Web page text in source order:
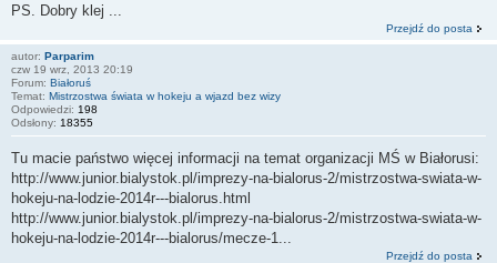
PS. Dobry klej ...
Przejdź do posta
autor: Parparim
czw 19 wrz, 2013 20:19
Forum: Białoruś
Temat: Mistrzostwa świata w hokeju a wjazd bez wizy
Odpowiedzi: 198
Odsłony: 18355
Tu macie państwo więcej informacji na temat organizacji MŚ w Białorusi:
http://www.junior.bialystok.pl/imprezy-na-bialorus-2/mistrzostwa-swiata-w-
hokeju-na-lodzie-2014r---bialorus.html
http://www.junior.bialystok.pl/imprezy-na-bialorus-2/mistrzostwa-swiata-w-
hokeju-na-lodzie-2014r---bialorus/mecze-1...
Przejdź do posta